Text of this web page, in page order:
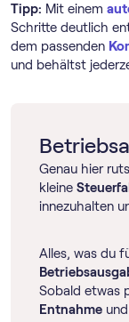
Tipp: Mit einem
Schritte deutlich
dem passenden
und behältst
Genau hier
kleine
innezuhalten
Alles, was du
Sobald etwas
Entnahme